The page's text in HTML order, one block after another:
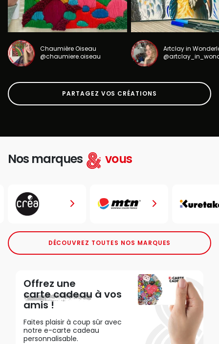
Chaumière Oiseau
@chaumiere.oiseau
Artclay in
PARTAGEZ VOS CRÉATIONS
Nos marques vous
DÉCOUVREZ TOUTES NOS MARQUES
Offrez une
carte cadeau à vos
amis !
Faites plaisir à coup sûr avec
notre e-carte cadeau
personnalisable.